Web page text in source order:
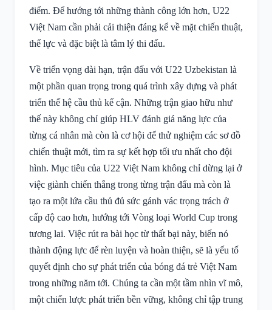
điểm. Để hướng tới những thành công lớn hơn, U22
Việt Nam cần phải cải thiện đáng kể về mặt chiến thuật,
thể lực và đặc biệt là tâm lý thi đấu.
Về triển vọng dài hạn, trận đấu với U22 Uzbekistan là
một phần quan trọng trong quá trình xây dựng và phát
triển thế hệ cầu thủ kế cận. Những trận giao hữu như
thế này không chỉ giúp HLV đánh giá năng lực của
từng cá nhân mà còn là cơ hội để thử nghiệm các sơ đồ
chiến thuật mới, tìm ra sự kết hợp tối ưu nhất cho đội
hình. Mục tiêu của U22 Việt Nam không chỉ dừng lại ở
việc giành chiến thắng trong từng trận đấu mà còn là
tạo ra một lứa cầu thủ đủ sức gánh vác trọng trách ở
cấp độ cao hơn, hướng tới Vòng loại World Cup trong
tương lai. Việc rút ra bài học từ thất bại này, biến nó
thành động lực để rèn luyện và hoàn thiện, sẽ là yếu tố
quyết định cho sự phát triển của bóng đá trẻ Việt Nam
trong những năm tới. Chúng ta cần một tầm nhìn vĩ mô,
một chiến lược phát triển bền vững, không chỉ tập trung